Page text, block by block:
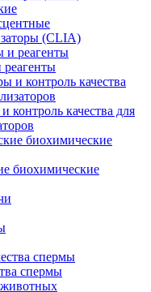
(CLIA)
контроль качества для
биохимические
спермы